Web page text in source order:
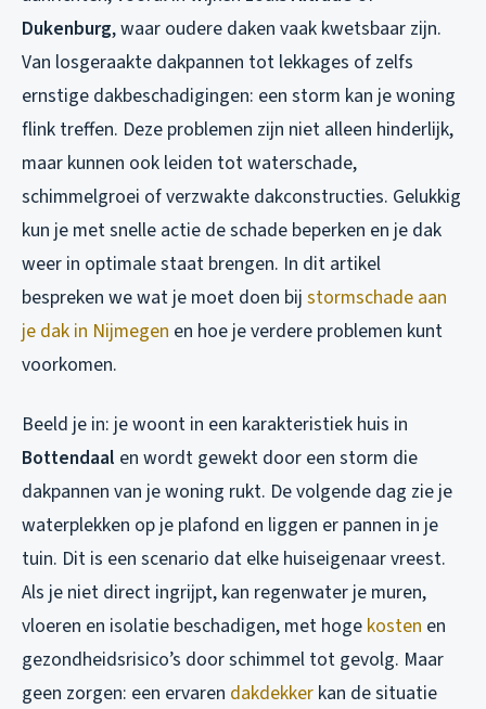
Dukenburg, waar oudere daken vaak kwetsbaar zijn.
Van losgeraakte dakpannen tot lekkages of zelfs
ernstige dakbeschadigingen: een storm kan je woning
flink treffen. Deze problemen zijn niet alleen hinderlijk,
maar kunnen ook leiden tot waterschade,
schimmelgroei of verzwakte dakconstructies. Gelukkig
kun je met snelle actie de schade beperken en je dak
weer in optimale staat brengen. In dit artikel
bespreken we wat je moet doen bij stormschade aan
je dak in Nijmegen en hoe je verdere problemen kunt
voorkomen.
Beeld je in: je woont in een karakteristiek huis in
Bottendaal en wordt gewekt door een storm die
dakpannen van je woning rukt. De volgende dag zie je
waterplekken op je plafond en liggen er pannen in je
tuin. Dit is een scenario dat elke huiseigenaar vreest.
Als je niet direct ingrijpt, kan regenwater je muren,
vloeren en isolatie beschadigen, met hoge kosten en
gezondheidsrisico’s door schimmel tot gevolg. Maar
geen zorgen: een ervaren dakdekker kan de situatie